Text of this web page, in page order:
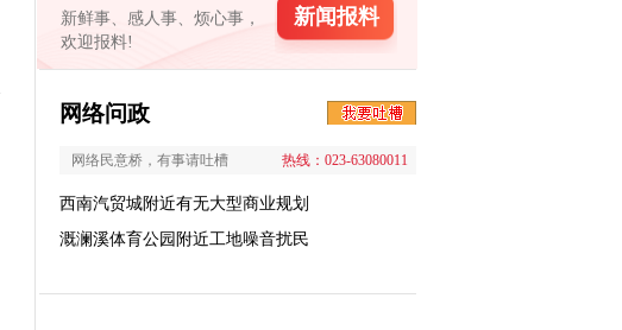
新鲜事、感人事、烦心事，
欢迎报料!
新闻报料
网络问政
网络民意桥，有事请吐槽 热线：023-63080011
西南汽贸城附近有无大型商业规划
溉澜溪体育公园附近工地噪音扰民